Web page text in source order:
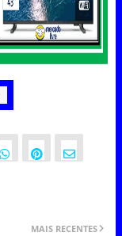
MAIS RECENTES